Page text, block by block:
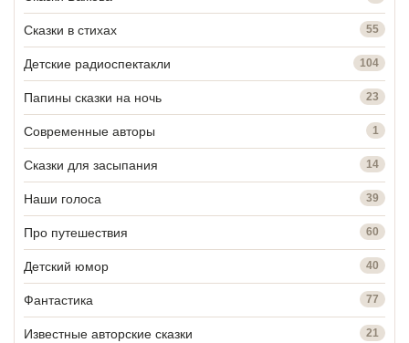
Сказки в стихах 55
Детские радиоспектакли 104
Папины сказки на ночь 23
Современные авторы 1
Сказки для засыпания 14
Наши голоса 39
Про путешествия 60
Детский юмор 40
Фантастика 77
Известные авторские сказки 21